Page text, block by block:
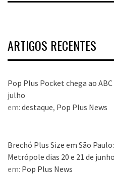
Inspirações de looks
ARTIGOS RECENTES
Pop Plus Pocket chega ao
julho
em: destaque, Pop Plus News
Brechó Plus Size em São
Metrópole dias 20 e 21 de junho
em: Pop Plus News